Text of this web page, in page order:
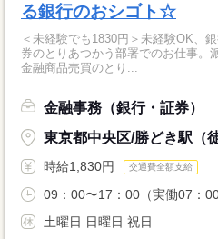
る銀行のおシゴト☆
＜未経験でも1830円＞未経験OK、
券のとりあつかう部署でのお仕事。
金融商品売買のとり...
金融事務（銀行・証券）
東京都中央区/勝どき駅（
時給1,830円 交通費全額支給
09：00〜17：00（実働07：
土曜日 日曜日 祝日